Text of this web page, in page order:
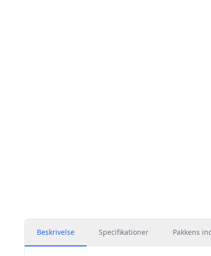
Beskrivelse Specifikationer Pakkens